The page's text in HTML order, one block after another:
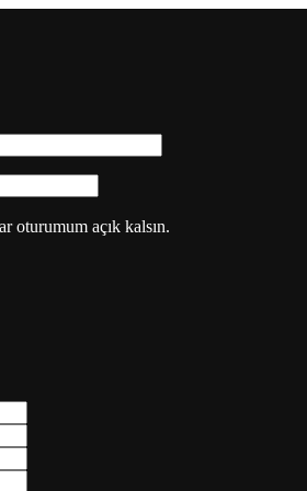
oturumum açık kalsın.